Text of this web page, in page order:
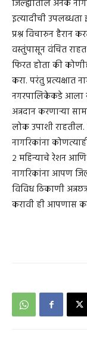
जिल्ह्यातील अनेक
इत्यादीची
प्रश्न विचारुन हैरान
वस्तुंपासून वंचित
फिरत होता की
करा. परंतु प्रत्यक्षात
नगरपालिकेकडे आला
अन्नदान करणाऱ्या
लोक उपाशी
नागरिकांना
२ महिन्याचे रेशन
नागरिकांना आपण
विविध ठिकाणी
करावी ही आपणास